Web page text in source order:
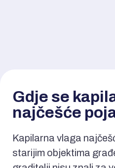
Gdje se
najčešće
Kapilarna vlaga
starijim objektima